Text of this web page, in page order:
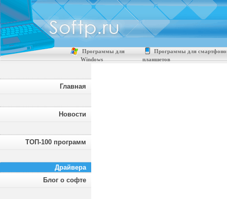
Программы для
Windows
Программы для
планшетов
Главная
Новости
ТОП-100 программ
Драйвера
Блог о софте